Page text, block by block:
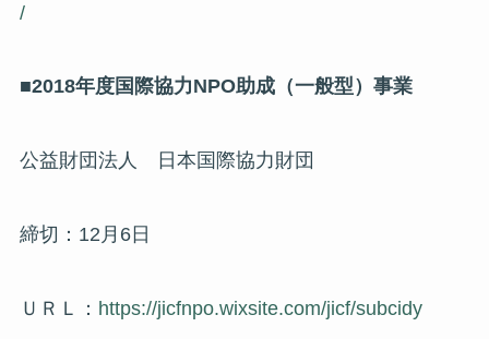
/
■2018年度国際協力NPO助成（一般型）事業
公益財団法人 日本国際協力財団
締切：12月6日
ＵＲＬ： https://jicfnpo.wixsite.com/jicf/subcidy